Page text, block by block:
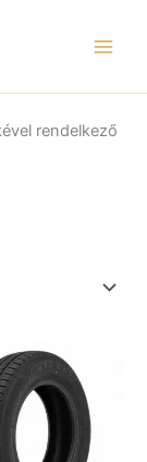
rendelkező